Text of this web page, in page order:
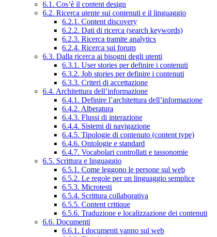
6.1. Cos’è il content design
6.2. Ricerca utente sui contenuti e il linguaggio
6.2.1. Content discovery
6.2.2. Dati di ricerca (search keywords)
6.2.3. Ricerca tramite analytics
6.2.4. Ricerca sui forum
6.3. Dalla ricerca ai bisogni degli utenti
6.3.1. User stories per definire i contenuti
6.3.2. Job stories per definire i contenuti
6.3.3. Criteri di accettazione
6.4. Architettura dell’informazione
6.4.1. Definire l’architettura dell’informazione
6.4.2. Alberatura
6.4.3. Flussi di interazione
6.4.4. Sistemi di navigazione
6.4.5. Tipologie di contenuto (content type)
6.4.6. Ontologie e standard
6.4.7. Vocabolari controllati e tassonomie
6.5. Scrittura e linguaggio
6.5.1. Come leggono le persone sul web
6.5.2. Le regole per un linguaggio semplice
6.5.3. Microtesti
6.5.4. Scrittura collaborativa
6.5.5. Content critique
6.5.6. Traduzione e localizzazione dei contenuti
6.6. Documenti
6.6.1. I documenti vanno sul web